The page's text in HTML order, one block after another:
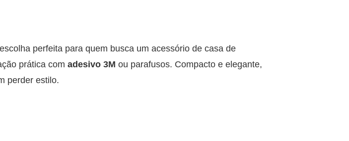
perfeita para quem busca um acessório de casa de
prática com adesivo 3M ou parafusos. Compacto e elegante,
perder estilo.